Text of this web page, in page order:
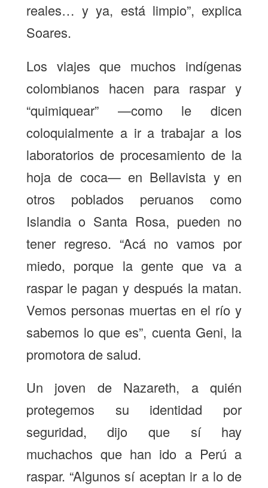
reales… y ya, está limpio”, explica
Soares.
Los viajes que muchos indígenas
colombianos hacen para raspar y
“quimiquear” —como le dicen
coloquialmente a ir a trabajar a los
laboratorios de procesamiento de la
hoja de coca— en Bellavista y en
otros poblados peruanos como
Islandia o Santa Rosa, pueden no
tener regreso. “Acá no vamos por
miedo, porque la gente que va a
raspar le pagan y después la matan.
Vemos personas muertas en el río y
sabemos lo que es”, cuenta Geni, la
promotora de salud.
Un joven de Nazareth, a quién
protegemos su identidad por
seguridad, dijo que sí hay
muchachos que han ido a Perú a
raspar. “Algunos sí aceptan ir a lo de